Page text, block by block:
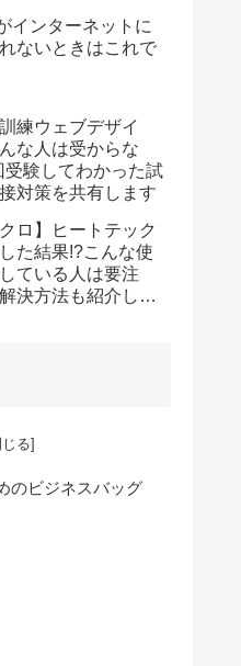
円【～2022年6月
】
インターネットに
ないときはこれで
訓練ウェブデザイ
な人は受からな
受験してわかった試
対策を共有します
クロ】ヒートテック
た結果!?こんな使
ている人は要注
決方法も紹介しま
のビジネスバッグ